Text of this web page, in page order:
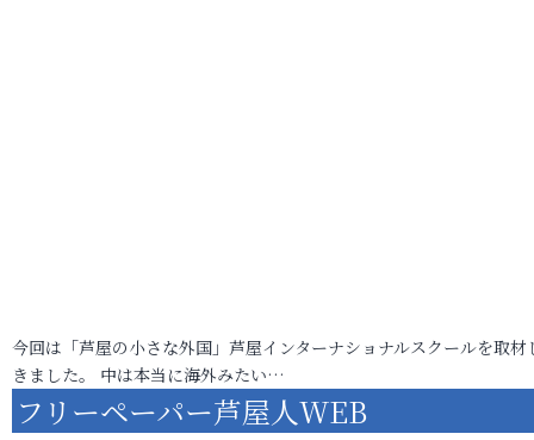
今回は「芦屋の小さな外国」芦屋インターナショナルスクールを取材
きました。 中は本当に海外みたい…
フリーペーパー芦屋人WEB